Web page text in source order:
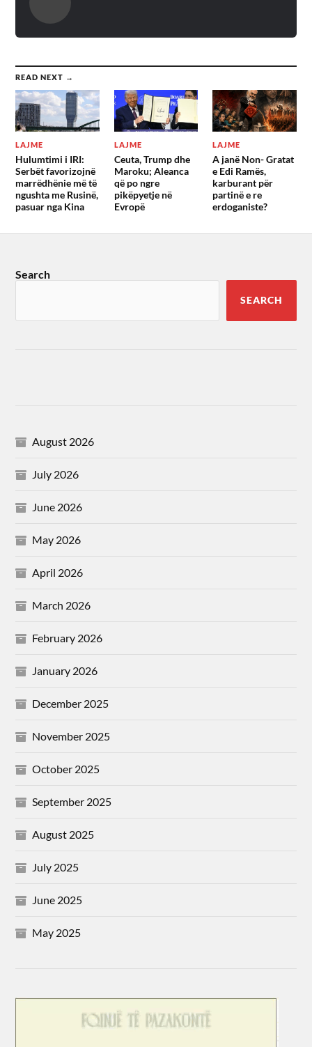
READ NEXT →
LAJME
Hulumtimi i IRI:
Serbët favorizojnë
marrëdhënie më të
ngushta me Rusinë,
pasuar nga Kina
LAJME
Ceuta, Trump dhe
Maroku; Aleanca
që po ngre
pikëpyetje në
Evropë
LAJME
A janë Non- Gratat
e Edi Ramës,
karburant për
partinë e re
erdoganiste?
Search
SEARCH
August 2026
July 2026
June 2026
May 2026
April 2026
March 2026
February 2026
January 2026
December 2025
November 2025
October 2025
September 2025
August 2025
July 2025
June 2025
May 2025